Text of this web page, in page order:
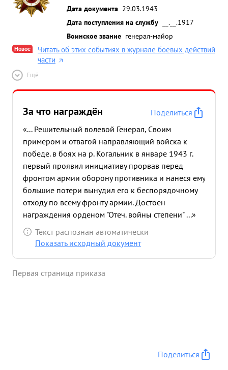
Дата документа 29.03.1943
Дата поступления на службу
__.__.1917
Воинское звание генерал-майор
Новое
Читать об этих событиях в журнале боевых действий
части
Ещё
За что награждён
Поделиться
«... Решительный волевой Генерал, Своим
примером и отвагой направляющий войска к
победе. в боях на р. Когальник в январе 1943 г.
первый проявил инициативу прорвав перед
фронтом армии оборону противника и нанеся ему
большие потери вынудил его к беспорядочному
отходу по всему фронту армии. Достоен
награждения орденом "Отеч. войны степени" ...»
Текст распознан автоматически
Показать исходный документ
Первая страница приказа
Поделиться